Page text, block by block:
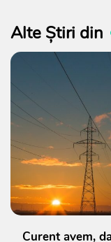
Alte Știri din
Curent avem,